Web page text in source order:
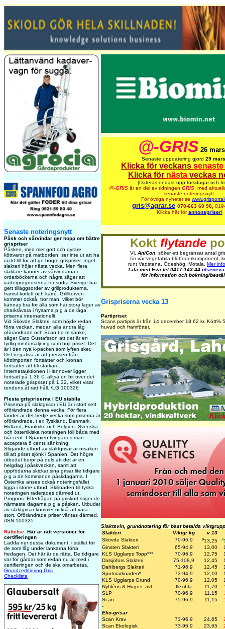
Senaste noteringsnytt
Påsk och vårvindar ger hopp om bättre
grispriser
Påsken, med mer gott och dyrare
köttvaror på matborden, ser inte ut att ha
räckt till för att ge högre grispriser. Inget
slakteri höjer nästa vecka. Men flera
slaktare känner av vårvindarna i
orderböckerna och några säger att
väderprognoserna för södra Sverige har
gett tilläggsorder av grillprodukterna,
främst kotlett och karré. Grillkorven
kommer också, tror man, vilket bör
kännas bra för alla som har stora lager av
charkråvara i frysarna p g a de låga
priserna internationellt.
Vid Skövde Slakteri, som höjde redan
förra veckan, medan alla andra låg
oförändrade och Scan t o m sänke,
säger Cato Gustafsson att det är en
tydlig merförsäljning som höjt priset. Det
är i den nya k-packen som lyften sker.
Det negativa är att pressen från
köttimporten fortsätter och kronan
fortsätter att bli starkare.
Internetauktionen i Hannover ligger
fortsatt på 1,36 €, alltså en bit över det
noterade grispriset på 1,32, vilket visar
tendens åt rätt håll. /LG 100326
Flesta grispriserna i EU stabila
Priserna på slaktgrisar i EU är i stort sett
oförändrade denna vecka. För flera
länder är det tredje vecka som priserna är
oförändrade, t ex Tyskland, Danmark,
Holland, Frankrike och Belgien. Svenska
och österrikiska noteringen föll båda med
två cent. I Spanien tvingades man
acceptera 6 cents sänkning.
Stigande utbud av slaktgrisar är orsaken
till att priset sjönk i Spanien. Det högre
utbudet beror på dels att det är en
helgdag i påskveckan, samt att
uppfödarna skickar sina grisar lite tidigare
p g a de kommande påskdagarna. I
Österrike anses också noteringsfallet
ligga i större utbud. Skillnaden till tyska
noteringen raderades därmed ut.
Prognos: Efterfrågan på griskött stiger de
närmaste dagarna p g a påsken. Utbudet
av slaktgrisar kommer också att vara
stort. Oförändrade priser väntas därmed.
/ISN 100325
Rättelse: Här är rätt versioner för
certifieringen
Ladda ner dessa dokument, i stället för
de som låg under länkarna förra
fredagen. Det här är de rätta. De tidigare
var för gårdar som redan nu är med i
certifieringen och de ska omarbetas.
Grundcertifiering Gris
Checklista
@-GRIS 26
Senaste uppdatering gjord 29
Klicka för veckans senaste
Klicka för nästa veckas
(Dateras endast upp torsdagar och
@-GRIS är en del av tidningen GRIS, med
senaste noteringsnytt.
För övriga nyheter se
gris@agrar.se 070-663 60 90,
Klicka här förannonspriser!
Kokt flytande
Vi, AniCon, söker ett begränsat antal
för vår vegetabila blötfoderkomponent,
runt Vadstena, Ödeshög, Motala. Mer
Tala med Eva tel 0417-143 44
för information och bokning/
Grispriserna vecka 13
Partipriset
Scans partipris är från 14 december 18,62 kr. Kött%
huvud och framfötter.
Slaktsvin, grundnotering för bäst betalda viktgrupp
Slakteri
Viktgr kg
v 13
Skövde Slakteri
70-96,9 a13,25 a
Ginsten Slakteri
65-94,9 13,00
KLS Ugglarps Topp*** 70-96,9 12,75
Dalsjöfors Slakteri
75-108,9 12,45
Dahlbergs Slakteri
71-96,9 12,45
Spotmarknaden*
73-94,9 12,10
KLS Ugglarps Grund
70-96,9 12,05
Nyhléns & Hugos. avt
flexibla 11,70
SLP
70-96,9 11,15
Scan
75-96,9 11,15
-
Eko-grisar
Scan Krav
73-96,9 24,65
Scan Ekologisk
73-96,9 23,65